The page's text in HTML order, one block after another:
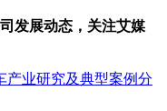
发展动态，关注艾媒
产业研究及典型案例分